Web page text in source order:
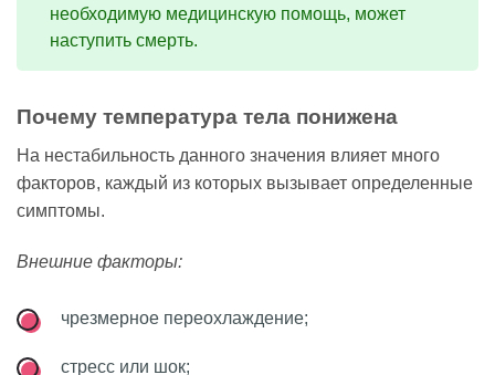
необходимую медицинскую помощь, может
наступить смерть.
Почему температура тела понижена
На нестабильность данного значения влияет много
факторов, каждый из которых вызывает определенные
симптомы.
Внешние факторы:
чрезмерное переохлаждение;
стресс или шок;